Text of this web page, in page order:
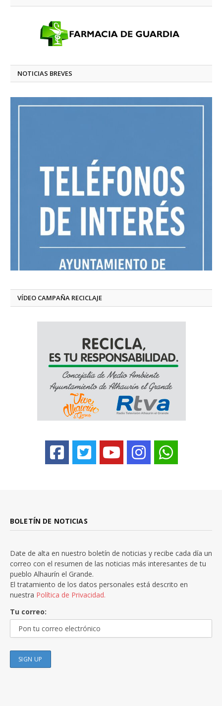
NOTICIAS BREVES
VÍDEO CAMPAÑA RECICLAJE
BOLETÍN DE NOTICIAS
Date de alta en nuestro boletín de noticias y recibe cada día un
correo con el resumen de las noticias más interesantes de tu
pueblo Alhaurín el Grande.
El tratamiento de los datos personales está descrito en
nuestra Política de Privacidad.
Tu correo: